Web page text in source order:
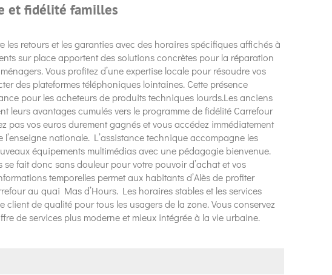
et fidélité familles
les retours et les garanties avec des horaires spécifiques affichés à
sur place apportent des solutions concrètes pour la réparation
Vous profitez d’une expertise locale pour résoudre vos
des plateformes téléphoniques lointaines. Cette présence
pour les acheteurs de produits techniques lourds.Les anciens
leurs avantages cumulés vers le programme de fidélité Carrefour
pas vos euros durement gagnés et vous accédez immédiatement
nationale. L’assistance technique accompagne les
équipements multimédias avec une pédagogie bienvenue.
fait donc sans douleur pour votre pouvoir d’achat et vos
temporelles permet aux habitants d’Alès de profiter
au quai Mas d’Hours. Les horaires stables et les services
client de qualité pour tous les usagers de la zone. Vous conservez
de services plus moderne et mieux intégrée à la vie urbaine.